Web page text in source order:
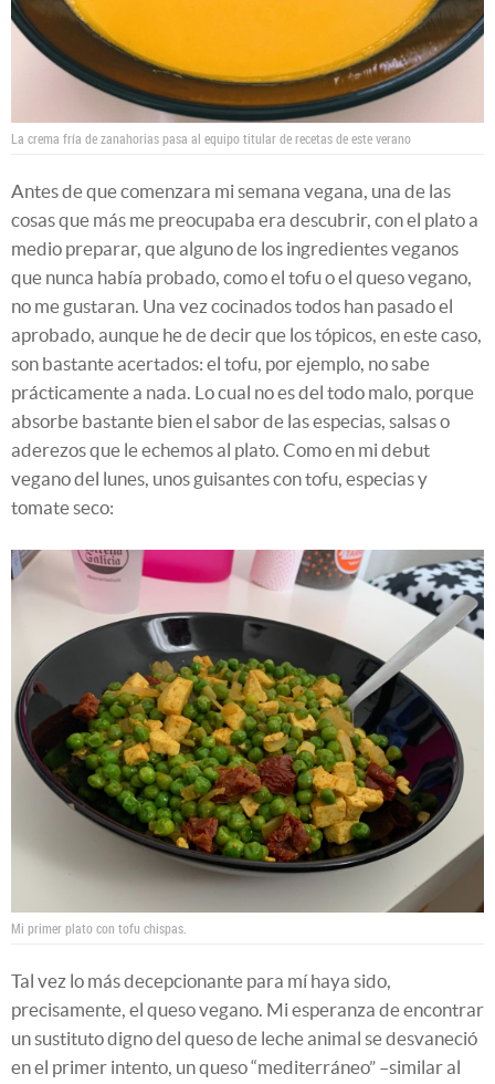
La crema fría de zanahorias pasa al equipo titular de recetas de este verano
Antes de que comenzara mi semana vegana, una de las
cosas que más me preocupaba era descubrir, con el plato a
medio preparar, que alguno de los ingredientes veganos
que nunca había probado, como el tofu o el queso vegano,
no me gustaran. Una vez cocinados todos han pasado el
aprobado, aunque he de decir que los tópicos, en este caso,
son bastante acertados: el tofu, por ejemplo, no sabe
prácticamente a nada. Lo cual no es del todo malo, porque
absorbe bastante bien el sabor de las especias, salsas o
aderezos que le echemos al plato. Como en mi debut
vegano del lunes, unos guisantes con tofu, especias y
tomate seco:
Mi primer plato con tofu chispas.
Tal vez lo más decepcionante para mí haya sido,
precisamente, el queso vegano. Mi esperanza de encontrar
un sustituto digno del queso de leche animal se desvaneció
en el primer intento, un queso “mediterráneo” –similar al